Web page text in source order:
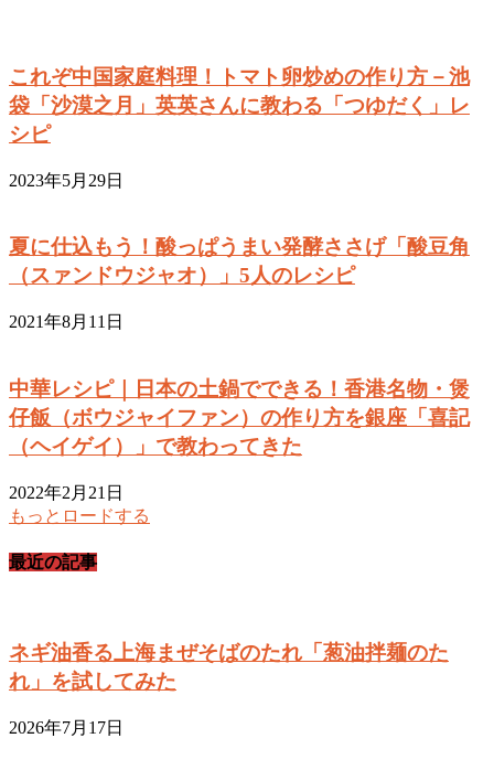
これぞ中国家庭料理！トマト卵炒めの作り方－池
袋「沙漠之月」英英さんに教わる「つゆだく」レ
シピ
2023年5月29日
夏に仕込もう！酸っぱうまい発酵ささげ「酸豆角
（スァンドウジャオ）」5人のレシピ
2021年8月11日
中華レシピ｜日本の土鍋でできる！香港名物・煲
仔飯（ボウジャイファン）の作り方を銀座「喜記
（ヘイゲイ）」で教わってきた
2022年2月21日
もっとロードする
最近の記事
ネギ油香る上海まぜそばのたれ「葱油拌麺のた
れ」を試してみた
2026年7月17日